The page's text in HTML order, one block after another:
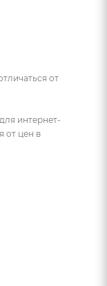
от
интернет-
от цен в